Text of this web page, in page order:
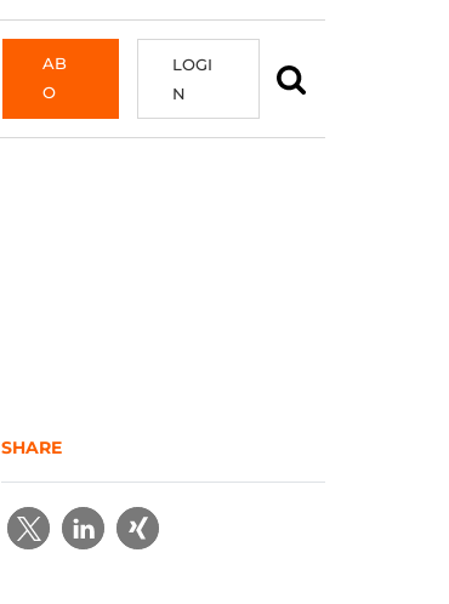
AB
O
LOGI
N
SHARE